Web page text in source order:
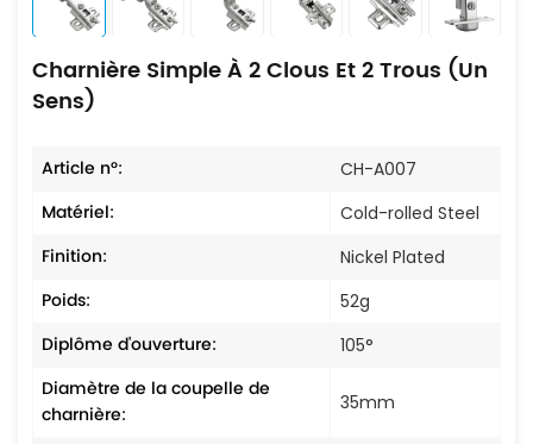
Charnière Simple À 2 Clous Et 2 Trous (un
Sens)
Article n°: CH-A007
Matériel: Cold-rolled Steel
Finition: Nickel Plated
Poids: 52g
Diplôme d'ouverture: 105°
Diamètre de la coupelle de
charnière:
35mm